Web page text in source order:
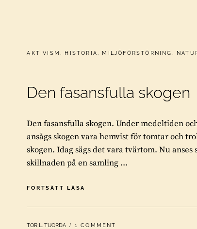
CATEGORIES:
AKTIVISM , HISTORIA , MILJÖFÖRSTÖRNING ,
Den fasansfulla skogen
Den fasansfulla skogen. Under medeltiden
ansågs skogen vara hemvist för tomtar och
skogen. Idag sägs det vara tvärtom. Nu
skillnaden på en samling …
FORTSÄTT LÄSA
SKOGEN
BY
TOR L. TUORDA 1 COMMENT